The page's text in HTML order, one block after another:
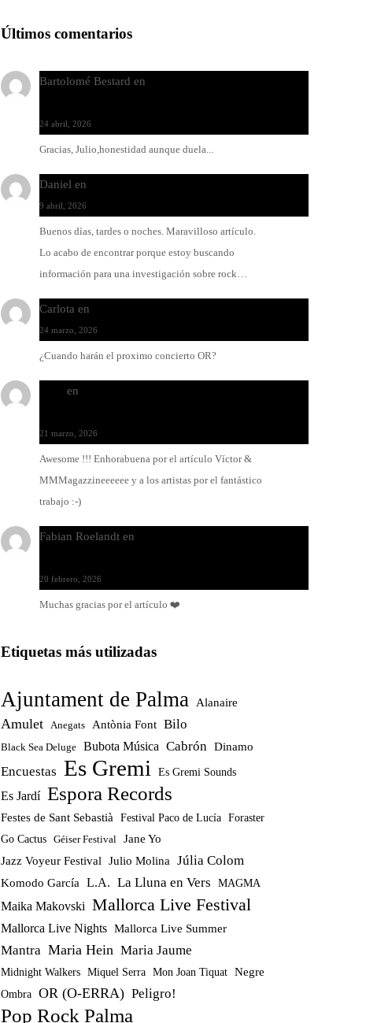
Últimos comentarios
Bartolomé Bestard en
24 abril, 2026
Gracias, Julio,honestidad aunque duela...
Daniel en
9 abril, 2026
Buenos días, tardes o noches. Maravilloso artículo.
Lo acabo de encontrar porque estoy buscando
información para una investigación sobre rock…
Carlota en
24 marzo, 2026
¿Cuando harán el proximo concierto OR?
en
21 marzo, 2026
Awesome !!! Enhorabuena por el artículo Víctor &
MMMagazzineeeeee y a los artistas por el fantástico
trabajo :-)
Fabian Roelandt en
20 febrero, 2026
Muchas gracias por el artículo ❤️
Etiquetas más utilizadas
Ajuntament de Palma Alanaire
Amulet Anegats Antònia Font Bilo
Black Sea Deluge Bubota Música Cabrón Dinamo
Encuestas Es Gremi Es Gremi Sounds
Es Jardí Espora Records
Festes de Sant Sebastià Festival Paco de Lucía Foraster
Go Cactus Géiser Festival Jane Yo
Jazz Voyeur Festival Julio Molina Júlia Colom
Komodo García L.A. La Lluna en Vers MAGMA
Maika Makovski Mallorca Live Festival
Mallorca Live Nights Mallorca Live Summer
Mantra Maria Hein Maria Jaume
Midnight Walkers Miquel Serra Mon Joan Tiquat Negre
Ombra OR (O-ERRA) Peligro!
Pop Rock Palma